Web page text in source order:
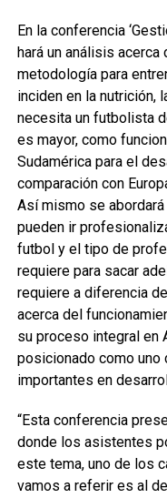
En la conferencia
hará un análisis
metodología para
inciden en la nutrición,
necesita un futbolista
es mayor, como
Sudamérica para el
comparación con
Así mismo se
pueden ir
futbol y el tipo de
requiere para sacar
requiere a diferencia
acerca del
su proceso integral en
posicionado como
importantes en
“Esta conferencia
donde los asistentes
este tema, uno de los
vamos a referir es al